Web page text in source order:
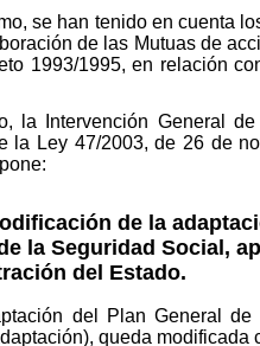
se han tenido en cuenta
de las Mutuas de
1993/1995, en relación
la Intervención General
la Ley 47/2003, de 26 de
de la
la Seguridad Social,
del Estado.
del Plan General
queda modificada